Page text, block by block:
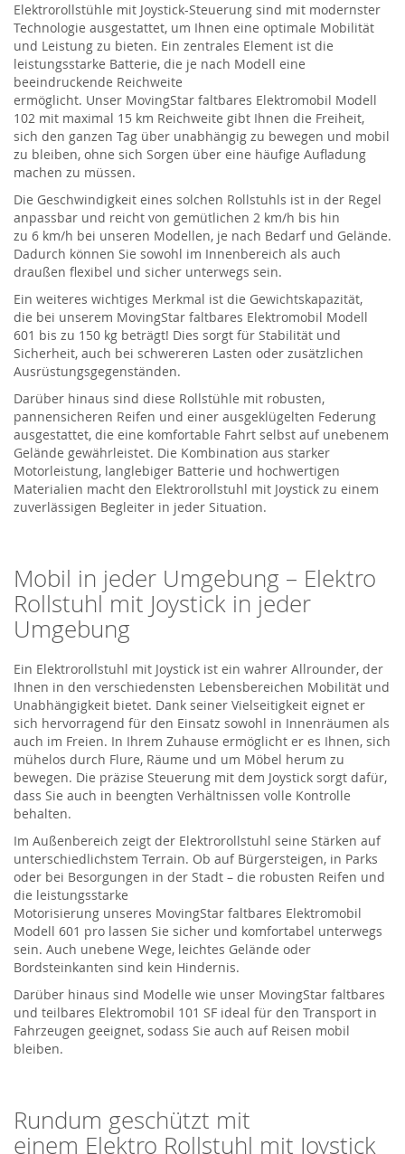
Elektrorollstühle mit Joystick-Steuerung sind mit modernster
Technologie ausgestattet, um Ihnen eine optimale Mobilität
und Leistung zu bieten. Ein zentrales Element ist die
leistungsstarke Batterie, die je nach Modell eine
beeindruckende Reichweite
ermöglicht. Unser MovingStar faltbares Elektromobil Modell
102 mit maximal 15 km Reichweite gibt Ihnen die Freiheit,
sich den ganzen Tag über unabhängig zu bewegen und mobil
zu bleiben, ohne sich Sorgen über eine häufige Aufladung
machen zu müssen.
Die Geschwindigkeit eines solchen Rollstuhls ist in der Regel
anpassbar und reicht von gemütlichen 2 km/h bis hin
zu 6 km/h bei unseren Modellen, je nach Bedarf und Gelände.
Dadurch können Sie sowohl im Innenbereich als auch
draußen flexibel und sicher unterwegs sein.
Ein weiteres wichtiges Merkmal ist die Gewichtskapazität,
die bei unserem MovingStar faltbares Elektromobil Modell
601 bis zu 150 kg beträgt! Dies sorgt für Stabilität und
Sicherheit, auch bei schwereren Lasten oder zusätzlichen
Ausrüstungsgegenständen.
Darüber hinaus sind diese Rollstühle mit robusten,
pannensicheren Reifen und einer ausgeklügelten Federung
ausgestattet, die eine komfortable Fahrt selbst auf unebenem
Gelände gewährleistet. Die Kombination aus starker
Motorleistung, langlebiger Batterie und hochwertigen
Materialien macht den Elektrorollstuhl mit Joystick zu einem
zuverlässigen Begleiter in jeder Situation.
Mobil in jeder Umgebung – Elektro
Rollstuhl mit Joystick in jeder
Umgebung
Ein Elektrorollstuhl mit Joystick ist ein wahrer Allrounder, der
Ihnen in den verschiedensten Lebensbereichen Mobilität und
Unabhängigkeit bietet. Dank seiner Vielseitigkeit eignet er
sich hervorragend für den Einsatz sowohl in Innenräumen als
auch im Freien. In Ihrem Zuhause ermöglicht er es Ihnen, sich
mühelos durch Flure, Räume und um Möbel herum zu
bewegen. Die präzise Steuerung mit dem Joystick sorgt dafür,
dass Sie auch in beengten Verhältnissen volle Kontrolle
behalten.
Im Außenbereich zeigt der Elektrorollstuhl seine Stärken auf
unterschiedlichstem Terrain. Ob auf Bürgersteigen, in Parks
oder bei Besorgungen in der Stadt – die robusten Reifen und
die leistungsstarke
Motorisierung unseres MovingStar faltbares Elektromobil
Modell 601 pro lassen Sie sicher und komfortabel unterwegs
sein. Auch unebene Wege, leichtes Gelände oder
Bordsteinkanten sind kein Hindernis.
Darüber hinaus sind Modelle wie unser MovingStar faltbares
und teilbares Elektromobil 101 SF ideal für den Transport in
Fahrzeugen geeignet, sodass Sie auch auf Reisen mobil
bleiben.
Rundum geschützt mit
einem Elektro Rollstuhl mit Joystick